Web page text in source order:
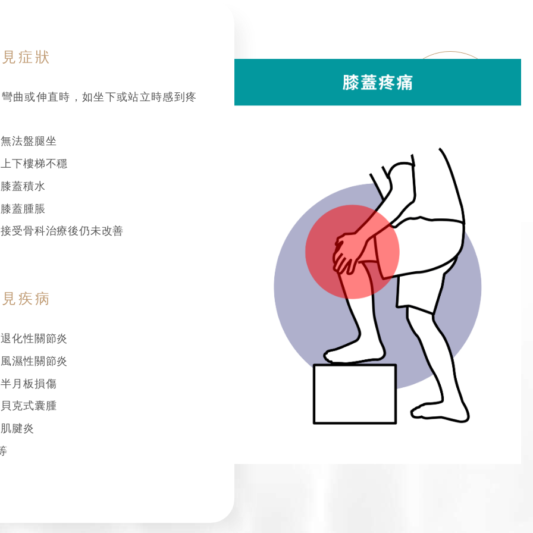
症狀
彎曲或伸直時，如坐下或站立時感到疼
無法盤腿坐
上下樓梯不穩
膝蓋積水
膝蓋腫脹
接受骨科治療後仍未改善
疾病
退化性關節炎
風濕性關節炎
半月板損傷
貝克式囊腫
肌腱炎